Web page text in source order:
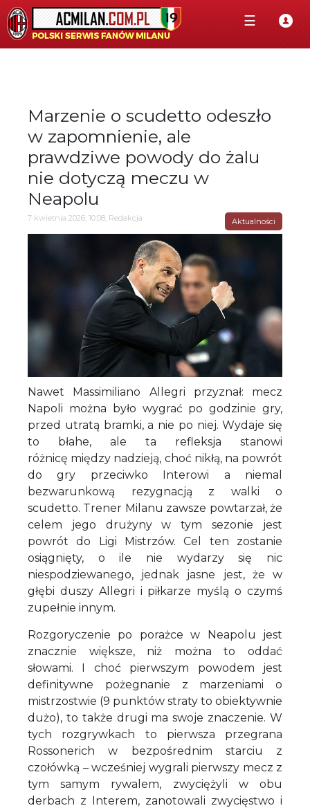
☰
Marzenie o scudetto odeszło
w zapomnienie, ale
prawdziwe powody do żalu
nie dotyczą meczu w
Neapolu
7 kwietnia 2026, 10:08, Redakcja Aktualności
Nawet Massimiliano Allegri przyznał: mecz
Napoli można było wygrać po godzinie gry,
przed utratą bramki, a nie po niej. Wydaje się
to błahe, ale ta refleksja stanowi
różnicę między nadzieją, choć nikłą, na powrót
do gry przeciwko Interowi a niemal
bezwarunkową rezygnacją z walki o
scudetto. Trener Milanu zawsze powtarzał, że
celem jego drużyny w tym sezonie jest
powrót do Ligi Mistrzów. Cel ten zostanie
osiągnięty, o ile nie wydarzy się nic
niespodziewanego, jednak jasne jest, że w
głębi duszy Allegri i piłkarze myślą o czymś
zupełnie innym.
Rozgoryczenie po porażce w Neapolu jest
znacznie większe, niż można to oddać
słowami. I choć pierwszym powodem jest
definitywne pożegnanie z marzeniami o
mistrzostwie (9 punktów straty to obiektywnie
dużo), to także drugi ma swoje znaczenie. W
tych rozgrywkach to pierwsza przegrana
Rossonerich w bezpośrednim starciu z
czołówką – wcześniej wygrali pierwszy mecz z
tym samym rywalem, zwyciężyli w obu
derbach z Interem, zanotowali zwycięstwo i